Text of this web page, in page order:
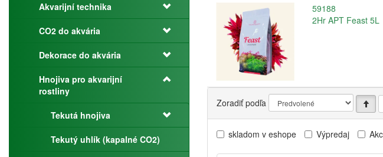
Akvarijní technika
CO2 do akvária
Dekorace do akvária
Hnojiva pro akvarijní
rostliny
Tekutá hnojiva
Tekutý uhlík (kapalné CO2)
59188
2Hr APT Feast 5L
Zoradiť podľa
skladom v eshope Výpredaj